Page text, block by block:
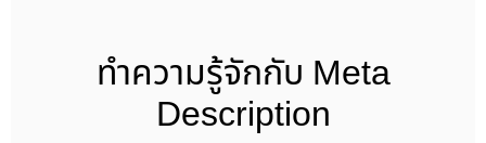
ทำความรู้จักกับ Meta
Description